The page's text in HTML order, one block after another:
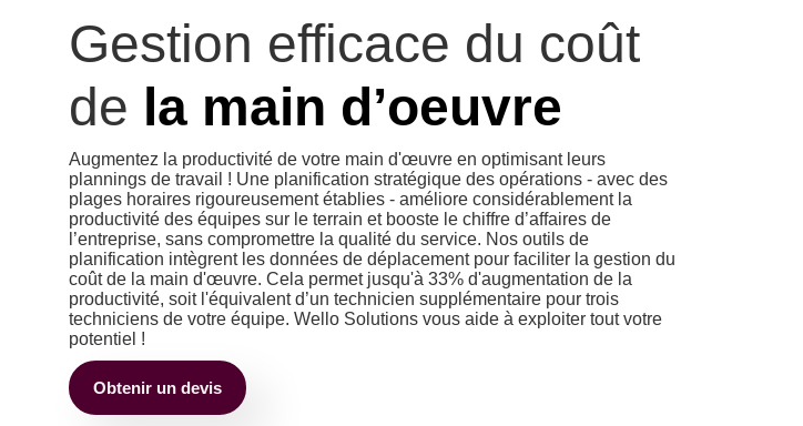
Gestion efficace du coût
de la main d’oeuvre
Augmentez la productivité de votre main d'œuvre en optimisant leurs
plannings de travail ! Une planification stratégique des opérations - avec des
plages horaires rigoureusement établies - améliore considérablement la
productivité des équipes sur le terrain et booste le chiffre d’affaires de
l’entreprise, sans compromettre la qualité du service. Nos outils de
planification intègrent les données de déplacement pour faciliter la gestion du
coût de la main d'œuvre. Cela permet jusqu'à 33% d'augmentation de la
productivité, soit l'équivalent d’un technicien supplémentaire pour trois
techniciens de votre équipe. Wello Solutions vous aide à exploiter tout votre
potentiel !
Obtenir un devis